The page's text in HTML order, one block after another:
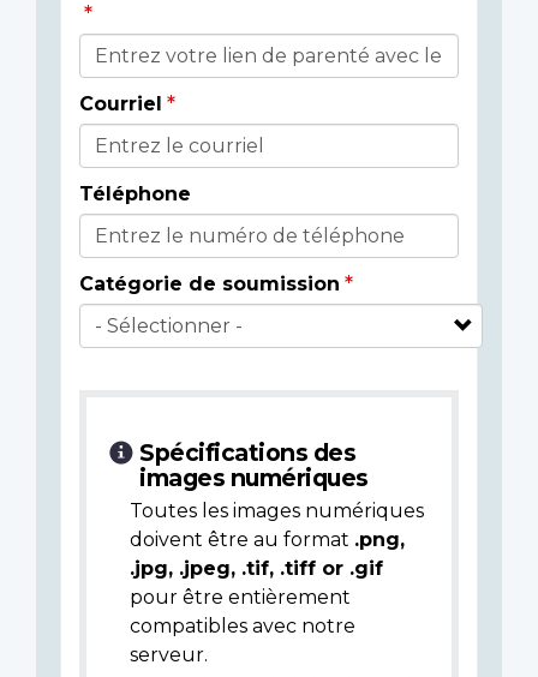
Courriel
Téléphone
Catégorie de soumission
Spécifications des
images numériques
Toutes les images numériques
doivent être au format .png,
.jpg, .jpeg, .tif, .tiff or .gif
pour être entièrement
compatibles avec notre
serveur.